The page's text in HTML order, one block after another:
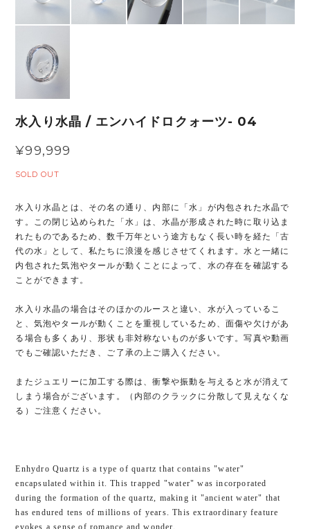
水入り水晶 / エンハイドロクォーツ- 04
¥99,999
SOLD OUT
水入り水晶とは、その名の通り、内部に「水」が内包された水晶で
す。この閉じ込められた「水」は、水晶が形成された時に取り込ま
れたものであるため、数千万年という途方もなく長い時を経た「古
代の水」として、私たちに浪漫を感じさせてくれます。水と一緒に
内包された気泡やタールが動くことによって、水の存在を確認する
ことができます。
水入り水晶の場合はそのほかのルースと違い、水が入っているこ
と、気泡やタールが動くことを重視しているため、面傷や欠けがあ
る場合も多くあり、形状も非対称ないものが多いです。写真や動画
でもご確認いただき、ご了承の上ご購入ください。
またジュエリーに加工する際は、衝撃や振動を与えると水が消えて
しまう場合がございます。（内部のクラックに分散して見えなくな
る）ご注意ください。
Enhydro Quartz is a type of quartz that contains "water"
encapsulated within it. This trapped "water" was incorporated
during the formation of the quartz, making it "ancient water" that
has endured tens of millions of years. This extraordinary feature